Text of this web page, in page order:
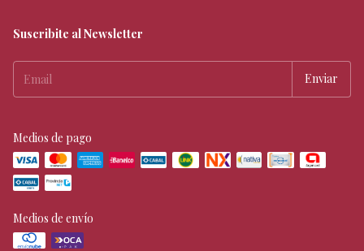
Suscribite al Newsletter
Medios de pago
Medios de envío